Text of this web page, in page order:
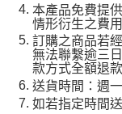
本產品免費提
情形衍生之費
訂購之商品若
無法聯繫逾三
款方式全額退款
送貨時間：週
如若指定時間